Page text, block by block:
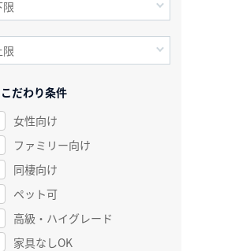
こだわり条件
女性向け
ファミリー向け
同棲向け
ペット可
高級・ハイグレード
家具なしOK